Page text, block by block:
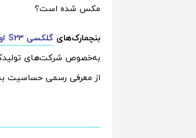
مکس شده است؟
بنچمارک‌های گلکسی S23 اولترا
به‌خصوص شرکت‌های
از معرفی رسمی حساسیت به